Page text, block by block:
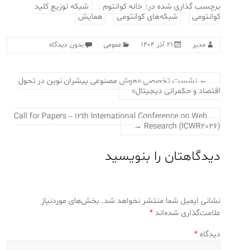
برچسب گذاری شده در: خانه کوانتوم
شبکه توزیع کلید
کوانتومی
شبکه‌های کوانتومی همایش
مدیر ۲۱ آذر ۱۴۰۴ عمومی بدون دیدگاه
← نشست تخصصی «هوش مصنوعی پیشران نوین در تحول
اقتصاد و حکمرانی دیجیتال»
Call for Papers – 12th International Conference on Web
Research (ICWR2026)
→
دیدگاهتان را بنویسید
نشانی ایمیل شما منتشر نخواهد شد. بخش‌های موردنیاز
علامت‌گذاری شده‌اند*
دیدگاه*